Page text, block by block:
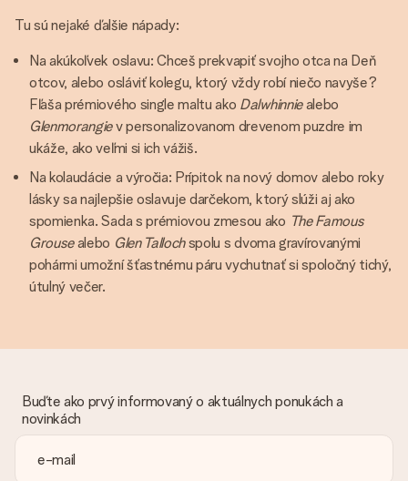
Tu sú nejaké ďalšie nápady:
Na akúkoľvek oslavu: Chceš prekvapiť svojho otca na Deň
otcov, alebo osláviť kolegu, ktorý vždy robí niečo navyše?
Fľaša prémiového single maltu ako Dalwhinniealebo
Glenmorangiev personalizovanom drevenom puzdre im
ukáže, ako veľmi si ich vážiš.
Na kolaudácie a výročia: Prípitok na nový domov alebo roky
lásky sa najlepšie oslavuje darčekom, ktorý slúži aj ako
spomienka. Sada s prémiovou zmesou ako The Famous
Grousealebo Glen Tallochspolu s dvoma gravírovanými
pohármi umožní šťastnému páru vychutnať si spoločný tichý,
útulný večer.
Buďte ako prvý informovaný o aktuálnych ponukách a
novinkách